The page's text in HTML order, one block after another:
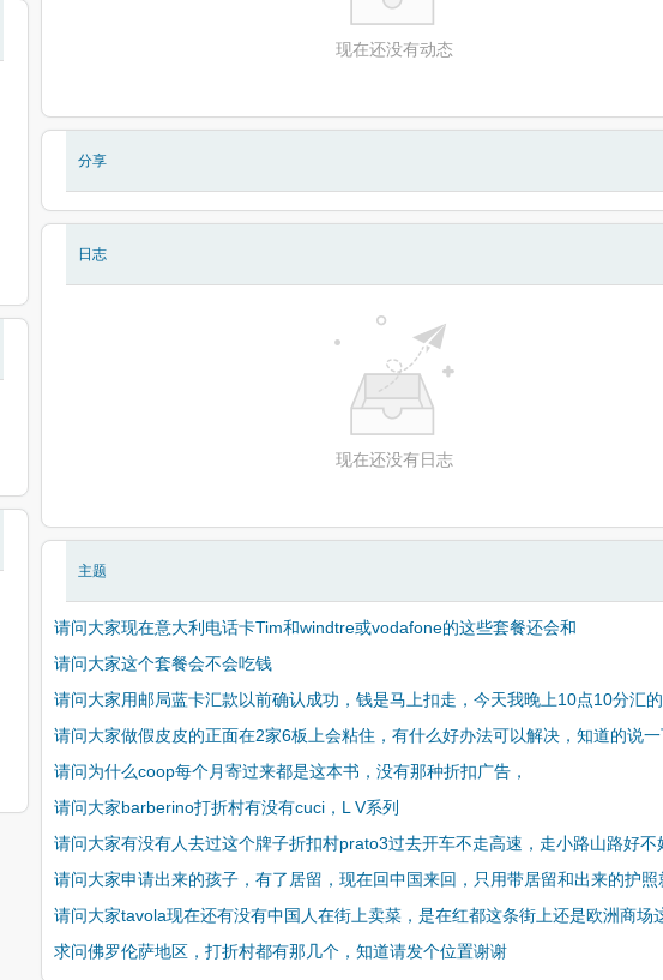
现在还没有动态
分享
日志
现在还没有日志
主题
请问大家现在意大利电话卡Tim和windtre或vodafone的这些套餐还会和
请问大家这个套餐会不会吃钱
请问大家用邮局蓝卡汇款以前确认成功，钱是马上扣走，今天我晚上10点10分汇
请问大家做假皮皮的正面在2家6板上会粘住，有什么好办法可以解决，知道的说
请问为什么coop每个月寄过来都是这本书，没有那种折扣广告，
请问大家barberino打折村有没有cuci，L V系列
请问大家有没有人去过这个牌子折扣村prato3过去开车不走高速，走小路山路好不
请问大家申请出来的孩子，有了居留，现在回中国来回，只用带居留和出来的护照
请问大家tavola现在还有没有中国人在街上卖菜，是在红都这条街上还是欧洲商场
求问佛罗伦萨地区，打折村都有那几个，知道请发个位置谢谢